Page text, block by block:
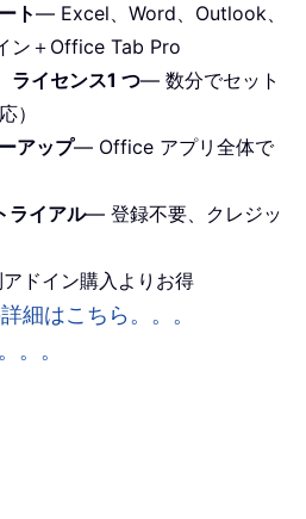
ト— Excel、Word、Outlook、
ン＋Office Tab Pro
ライセンス1 つ— 数分でセット
）
アップ— Office アプリ全体で
ライアル— 登録不要、クレジッ
ドイン購入よりお得
細はこちら。。。
。。